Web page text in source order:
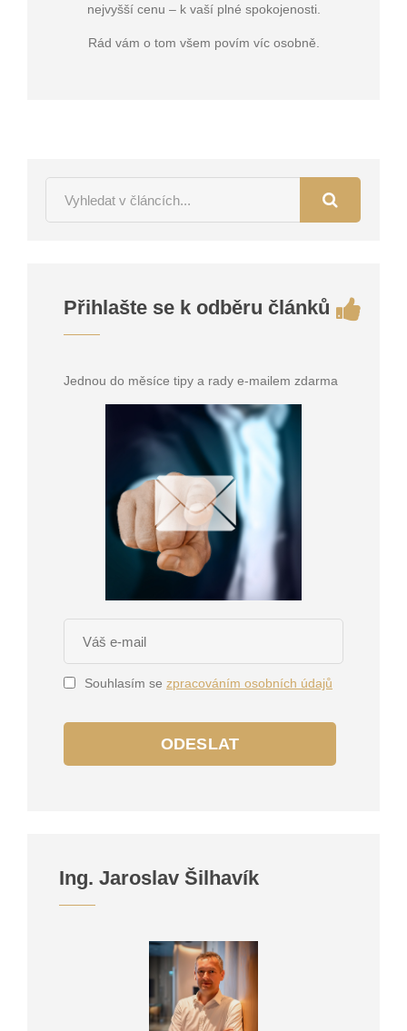
nejvyšší cenu – k vaší plné spokojenosti.
Rád vám o tom všem povím víc osobně.
Přihlašte se k odběru článků
Jednou do měsíce tipy a rady e-mailem zdarma
Souhlasím se zpracováním osobních údajů
ODESLAT
Ing. Jaroslav Šilhavík